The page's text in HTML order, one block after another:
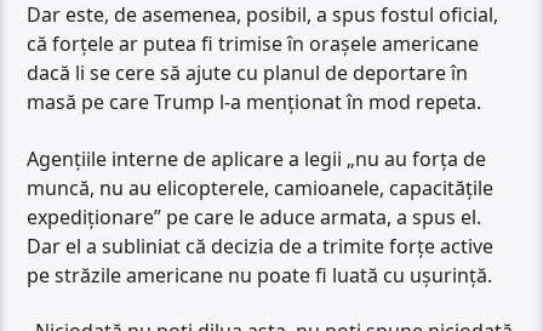
Dar este, de asemenea, posibil, a spus fostul oficial,
că forțele ar putea fi trimise în orașele americane
dacă li se cere să ajute cu planul de deportare în
masă pe care Trump l-a menționat în mod repeta.
Agențiile interne de aplicare a legii „nu au forța de
muncă, nu au elicopterele, camioanele, capacitățile
expediționare” pe care le aduce armata, a spus el.
Dar el a subliniat că decizia de a trimite forțe active
pe străzile americane nu poate fi luată cu ușurință.